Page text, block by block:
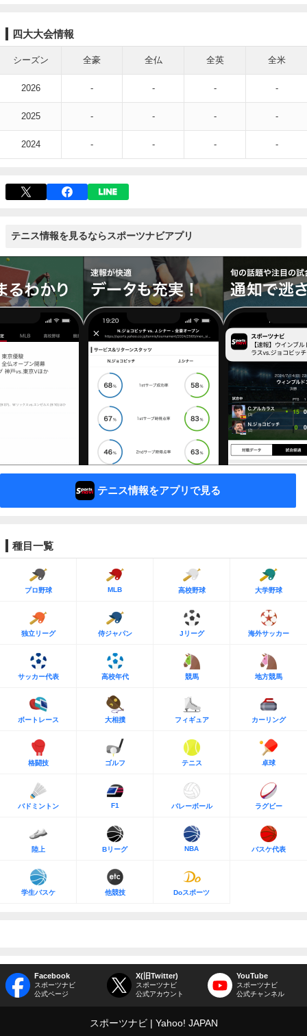
四大大会情報
シーズン 全豪 全仏 全英 全米
2026 - - - -
2025 - - - -
2024 - - - -
テニス情報を見るならスポーツナビアプリ
テニス情報をアプリで見る
種目一覧
プロ野球 MLB 高校野球 大学野球
独立リーグ 侍ジャパン Jリーグ 海外サッカー
サッカー代表 高校年代 競馬 地方競馬
ボートレース 大相撲 フィギュア カーリング
格闘技 ゴルフ テニス 卓球
バドミントン F1 バレーボール ラグビー
陸上 Bリーグ NBA バスケ代表
学生バスケ 他競技 Doスポーツ
Facebook
スポーツナビ
公式ページ
X(旧Twitter)
スポーツナビ
公式アカウント
YouTube
スポーツナビ
公式チャンネル
スポーツナビ Yahoo! JAPAN